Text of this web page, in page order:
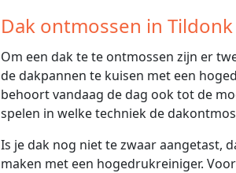
Dak ontmossen in Tildonk
Om een dak te te ontmossen zijn er
de dakpannen te kuisen met een
behoort vandaag de dag ook tot de
spelen in welke techniek de
Is je dak nog niet te zwaar aangetast,
maken met een hogedrukreiniger.